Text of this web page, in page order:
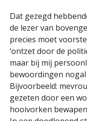
Dat gezegd
de lezer van
precies moet
‘ontzet door de
maar bij mij
bewoordingen
Bijvoorbeeld:
gezeten door een
hooivorken